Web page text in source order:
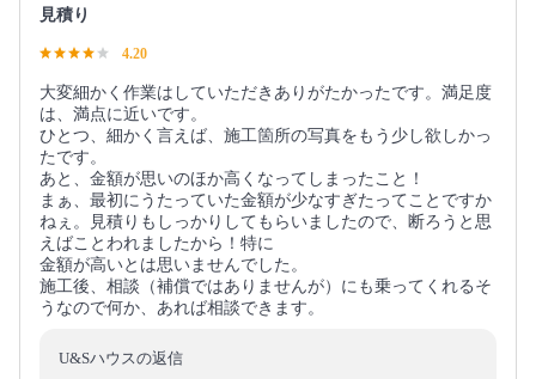
見積り
4.20
大変細かく作業はしていただきありがたかったです。満足度
は、満点に近いです。
ひとつ、細かく言えば、施工箇所の写真をもう少し欲しかっ
たです。
あと、金額が思いのほか高くなってしまったこと！
まぁ、最初にうたっていた金額が少なすぎたってことですか
ねぇ。見積りもしっかりしてもらいましたので、断ろうと思
えばことわれましたから！特に
金額が高いとは思いませんでした。
施工後、相談（補償ではありませんが）にも乗ってくれるそ
うなので何か、あれば相談できます。
U&Sハウスの返信